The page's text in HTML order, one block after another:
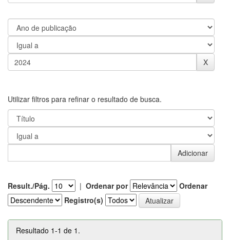
Utilizar filtros para refinar o resultado de busca.
Result./Pág. | Ordenar por
Ordenar
Registro(s)
Resultado 1-1 de 1.